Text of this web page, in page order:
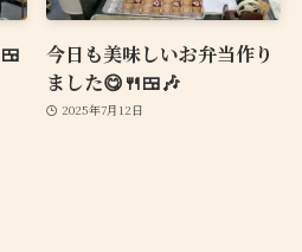
今日も美味しいお弁当作り
ました😋🍴🍱🎶
2025年7月12日